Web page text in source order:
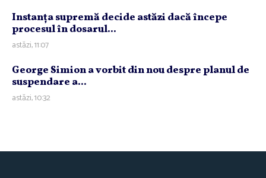
Instanţa supremă decide astăzi dacă începe
procesul în dosarul...
astăzi, 11:07
George Simion a vorbit din nou despre planul de
suspendare a...
astăzi, 10:32